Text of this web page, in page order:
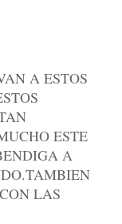
A ESTOS
ESTE
A
LAS